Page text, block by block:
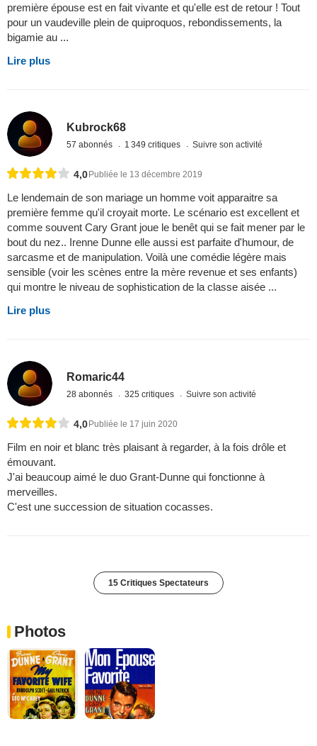
première épouse est en fait vivante et qu'elle est de retour ! Tout
pour un vaudeville plein de quiproquos, rebondissements, la
bigamie au ...
Lire plus
Kubrock68
57 abonnés 1 349 critiques Suivre son activité
4,0Publiée le 13 décembre 2019
Le lendemain de son mariage un homme voit apparaitre sa
première femme qu'il croyait morte. Le scénario est excellent et
comme souvent Cary Grant joue le benêt qui se fait mener par le
bout du nez.. Irenne Dunne elle aussi est parfaite d'humour, de
sarcasme et de manipulation. Voilà une comédie légère mais
sensible (voir les scènes entre la mère revenue et ses enfants)
qui montre le niveau de sophistication de la classe aisée ...
Lire plus
Romaric44
28 abonnés 325 critiques Suivre son activité
4,0 Publiée le 17 juin 2020
Film en noir et blanc très plaisant à regarder, à la fois drôle et
émouvant.
J'ai beaucoup aimé le duo Grant-Dunne qui fonctionne à
merveilles.
C'est une succession de situation cocasses.
15 Critiques Spectateurs
Photos